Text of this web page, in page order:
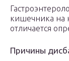
кишечника на
отличается
Причины